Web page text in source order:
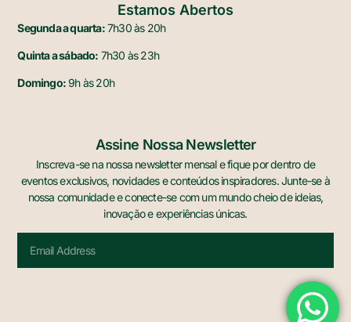
Estamos Abertos
Segunda a quarta:7h30 às 20h
Quinta a sábado: 7h30 às 23h
Domingo:9h às 20h
Assine Nossa Newsletter
Inscreva-se na nossa newsletter mensal e fique por dentro de
eventos exclusivos, novidades e conteúdos inspiradores. Junte-se à
nossa comunidade e conecte-se com um mundo cheio de ideias,
inovação e experiências únicas.